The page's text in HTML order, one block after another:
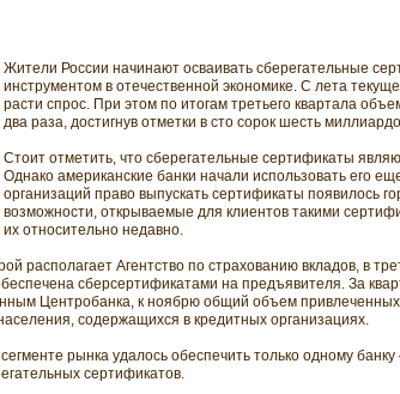
Жители России начинают осваивать сберегательные
инструментом в отечественной экономике. С лета
расти спрос. При этом по итогам третьего квартала
два раза, достигнув отметки в сто сорок шесть
Стоит отметить, что сберегательные сертификаты
Однако американские банки начали использовать его
организаций право выпускать сертификаты появилось
возможности, открываемые для клиентов такими
их относительно недавно.
располагает Агентство по страхованию вкладов, в
сберсертификатами на предъявителя. За
Центробанка, к ноябрю общий объем
содержащихся в кредитных организациях.
рынка удалось обеспечить только одному
сертификатов.